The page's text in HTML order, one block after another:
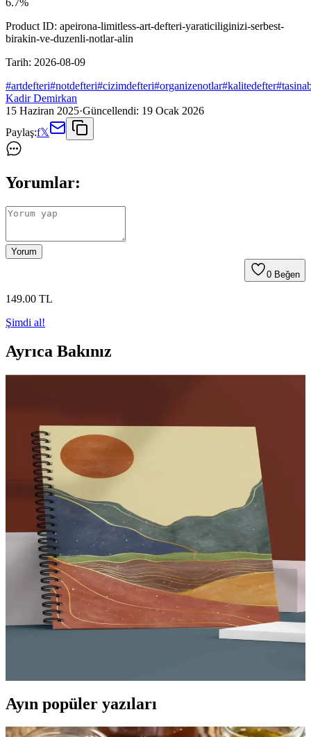
Product ID: apeirona-limitless-art-defteri-yaraticiliginizi-serbest-
birakin-ve-duzenli-notlar-alin
Tarih: 2026-08-09
#artdefteri#notdefteri#cizimdefteri#organizenotlar#kalitedefter#
Kadir Demirkan
15 Haziran 2025·Güncellendi: 19 Ocak 2026
Paylaş:f𝕏
Yorumlar:
Yorum
0 Beğen
149.00 TL
Şimdi al!
Ayrıca Bakınız
Geniş iç hacmi ve yüksek kaliteli malzemeleriyle Apeirona Limitless
Art Defteri, yaratıcılığınızı destekler ve düzenli notlar almanızı
sağlar, dayanıklı tasarımıyla uzun süre kullanıma uygundur.
Apeirona Limitless Art Defteri: Yaratıcılığı
Destekleyen Kaliteli ve Portatif Tasarım
Apeirona Limitless Art Defteri, yüksek kaliteli kağıdı, dayanıklı
tasarımı ve noktalı yapısıyla not alma ve çizimlerde mükemmel bir
deneyim sunar, taşınabilirliğiyle yaratıcılığınızı her yerde ortaya
koymanızı sağlar.
Apeirona Limitless Art Defteri: Yaratıcılığınızı
Geliştiren Şık ve Dayanıklı Tasarım
Apeirona Limitless Art Defteri, büyük boy, noktalı sayfa yapısı ve
Ayın popüler yazıları